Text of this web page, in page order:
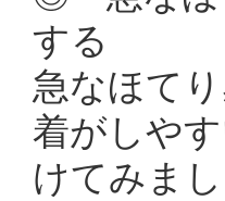
する
急なほて
着がしや
けてみまし